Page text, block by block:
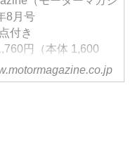
を検証してみた。
2026年6月号に
をWeb用に再編集）
RACING
）」。中でもわずか
なる「12R」には、
いていることだろう。
8月号
付き
円（本体 1,600
】「ラグジュアリーモ